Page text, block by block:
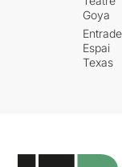
Goya
Espai
Texas